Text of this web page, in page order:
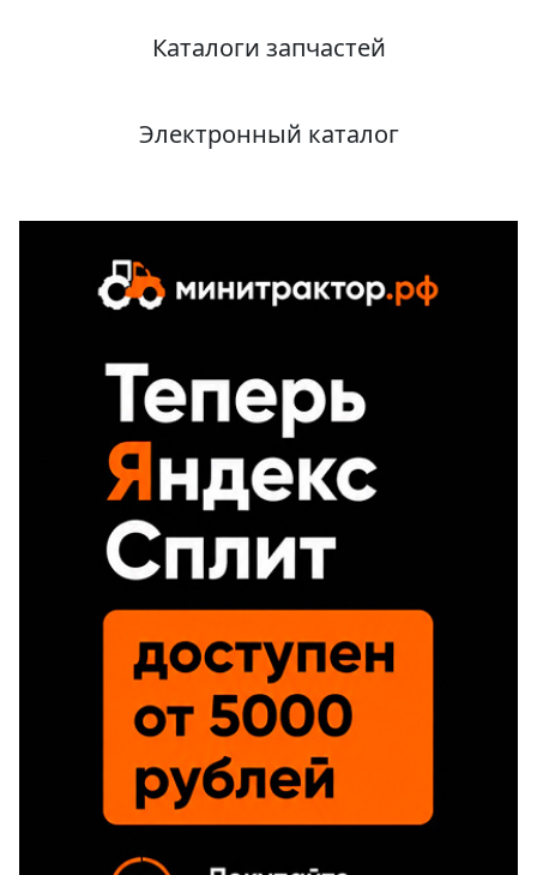
Каталоги запчастей
Электронный каталог